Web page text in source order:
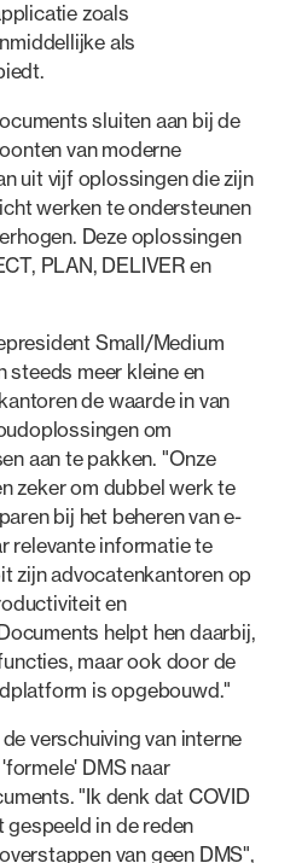
zoals
als
sluiten aan bij de
van moderne
uit vijf oplossingen die zijn
werken te ondersteunen
Deze oplossingen
PLAN, DELIVER en
Small/Medium
steeds meer kleine en
de waarde in van
om
aan te pakken. "Onze
zeker om dubbel werk te
bij het beheren van e-
relevante informatie te
zijn advocatenkantoren op
en
helpt hen daarbij,
maar ook door de
is opgebouwd."
verschuiving van interne
DMS naar
"Ik denk dat COVID
gespeeld in de reden
van geen DMS",